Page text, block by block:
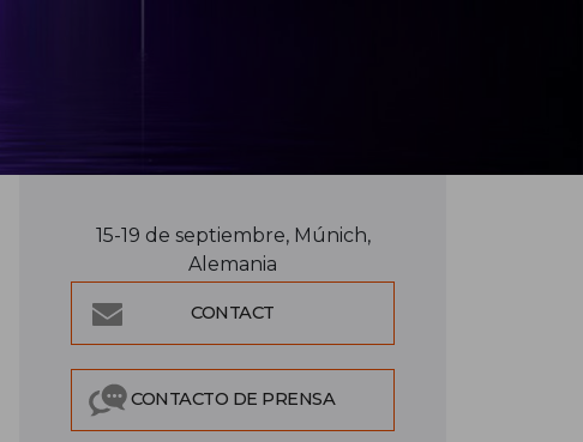
15-19 de septiembre, Múnich,
Alemania
CONTACT
CONTACTO DE PRENSA